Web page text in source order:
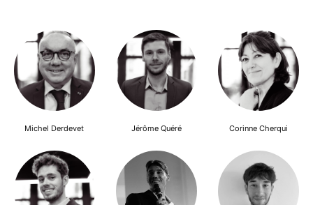
Michel Derdevet Jérôme Quéré Corinne Cherqui